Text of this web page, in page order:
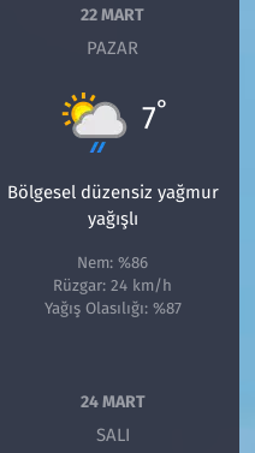
22 MART
PAZAR
7°
Bölgesel düzensiz yağmur
yağışlı
Nem: %86
Rüzgar: 24 km/h
Yağış Olasılığı: %87
24 MART
SALI